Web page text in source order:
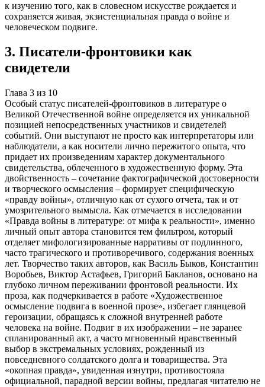
к изучению того, как в словесном искусстве рождается и
сохраняется живая, экзистенциальная правда о войне и
человеческом подвиге.
3. Писатели-фронтовики как
свидетели
Глава 3 из 10
Особый статус писателей-фронтовиков в литературе о
Великой Отечественной войне определяется их уникальной
позицией непосредственных участников и свидетелей
событий. Они выступают не просто как интерпретаторы или
наблюдатели, а как носители лично пережитого опыта, что
придает их произведениям характер документального
свидетельства, облеченного в художественную форму. Эта
двойственность – сочетание фактографической достоверности
и творческого осмысления – формирует специфическую
«правду войны», отличную как от сухого отчета, так и от
умозрительного вымысла. Как отмечается в исследовании
«Правда войны в литературе: от мифа к реальности», именно
личный опыт автора становится тем фильтром, который
отделяет мифологизированные нарративы от подлинного,
часто трагического и противоречивого, содержания военных
лет. Творчество таких авторов, как Василь Быков, Константин
Воробьев, Виктор Астафьев, Григорий Бакланов, основано на
глубоко личном переживании фронтовой реальности. Их
проза, как подчеркивается в работе «Художественное
осмысление подвига в военной прозе», избегает глянцевой
героизации, обращаясь к сложной внутренней работе
человека на войне. Подвиг в их изображении – не заранее
спланированный акт, а часто мгновенный нравственный
выбор в экстремальных условиях, рожденный из
повседневного солдатского долга и товарищества. Эта
«окопная правда», увиденная изнутри, противостояла
официальной, парадной версии войны, предлагая читателю не